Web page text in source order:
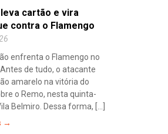
cartão e vira
contra o Flamengo
enfrenta o Flamengo no
de tudo, o atacante
amarelo na vitória do
o Remo, nesta quinta-
Belmiro. Dessa forma, [...]
→